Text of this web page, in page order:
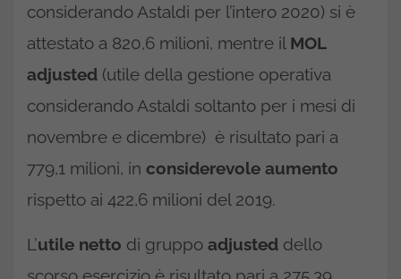
considerando Astaldi per l’intero 2020) si è
attestato a 820,6 milioni, mentre il MOL
adjusted (utile della gestione operativa
considerando Astaldi soltanto per i mesi di
novembre e dicembre) è risultato pari a
779,1 milioni, in considerevole aumento
rispetto ai 422,6 milioni del 2019.
L’utile netto di gruppo adjusted dello